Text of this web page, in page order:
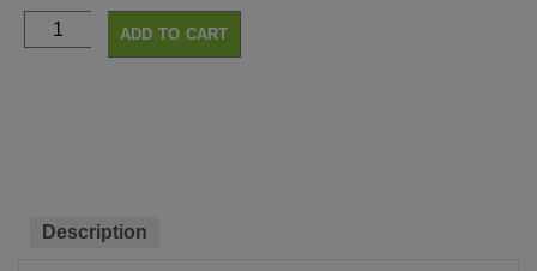
ADD TO CART
Description